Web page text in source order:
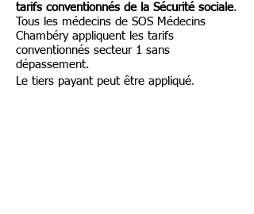
tarifs conventionnés de la Sécurité sociale.
Tous les médecins de SOS Médecins
Chambéry appliquent les tarifs
conventionnés secteur 1 sans
dépassement.
Le tiers payant peut être appliqué.